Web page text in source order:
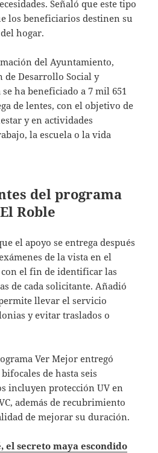
Señaló que este tipo
los beneficiarios destinen su
hogar.
del Ayuntamiento,
de Desarrollo Social y
ha beneficiado a 7 mil 651
de lentes, con el objetivo de
y en actividades
la escuela o la vida
del programa
Roble
el apoyo se entrega después
de la vista en el
el fin de identificar las
de cada solicitante. Añadió
llevar el servicio
y evitar traslados o
Ver Mejor entregó
de hasta seis
incluyen protección UV en
además de recubrimiento
de mejorar su duración.
el secreto maya escondido